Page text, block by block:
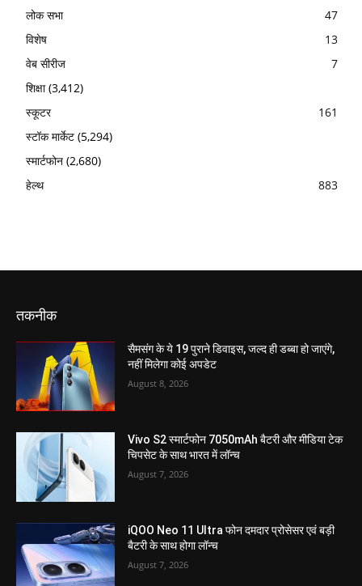
लोक सभा
47
विशेष
13
वेब सीरीज
7
शिक्षा(3,412)
स्कूटर
161
स्टॉक मार्केट (5,294)
स्मार्टफोन (2,680)
हेल्थ
883
तकनीक
सैमसंग के ये 19 पुराने डिवाइस, जल्द ही डब्बा हो जाएंगे,
नहीं मिलेगा कोई अपडेट
August 8, 2026
Vivo S2 स्मार्टफोन 7050mAh बैटरी और मीडिया टेक
चिपसेट के साथ भारत में लॉन्च
August 7, 2026
iQOO Neo 11 Ultra फोन दमदार प्रोसेसर एवं बड़ी
बैटरी के साथ होगा लॉन्च
August 7, 2026